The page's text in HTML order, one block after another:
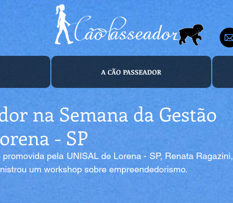
na Semana da Gestão
- SP
pela UNISAL de Lorena - SP, Renata Ragazini,
um workshop sobre empreendedorismo.
A CÃO PASSEADOR